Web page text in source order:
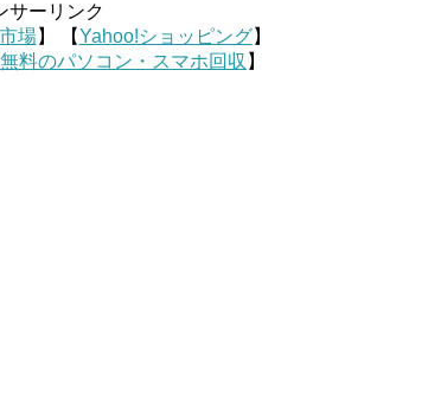
サーリンク
場】 【Yahoo!ショッピング】
料のパソコン・スマホ回収 】